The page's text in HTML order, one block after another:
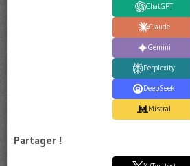
ChatGPT
Claude
Gemini
Perplexity
DeepSeek
Mistral
Partager !